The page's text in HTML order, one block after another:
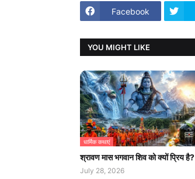
Facebook
YOU MIGHT LIKE
धार्मिक कथाएं
श्रावण मास भगवान शिव को क्यों प्रिय है?
July 28, 2026